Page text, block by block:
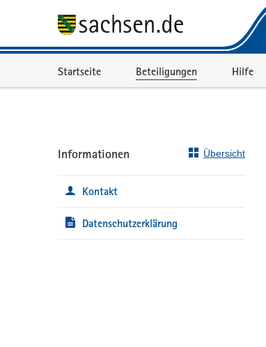
Startseite Beteiligungen Hilfe
Informationen Übersicht
Kontakt
Datenschutzerklärung